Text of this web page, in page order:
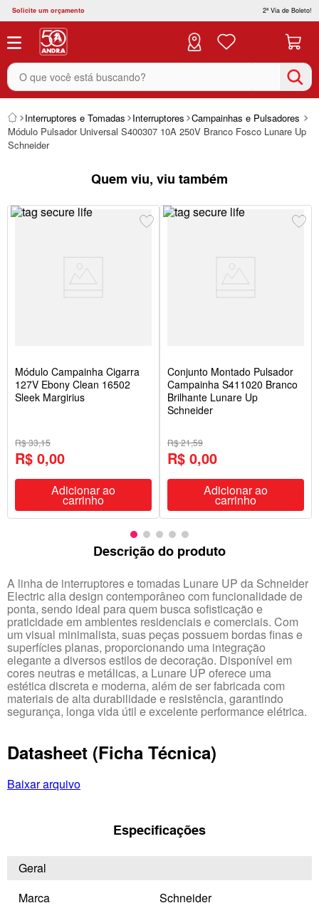
Solicite um orçamento 2ª Via de Boleto!
O que você está buscando?
Interruptores e Tomadas Interruptores Campainhas e Pulsadores
Módulo Pulsador Universal S400307 10A 250V Branco Fosco Lunare Up
Schneider
Quem viu, viu também
Módulo Campainha Cigarra
127V Ebony Clean 16502
Sleek Margirius
R$ 33,15
R$ 0,00
Adicionar ao
carrinho
Conjunto Montado Pulsador
Campainha S411020 Branco
Brilhante Lunare Up
Schneider
R$ 21,59
R$ 0,00
Adicionar ao
carrinho
Descrição do produto
A linha de interruptores e tomadas Lunare UP da Schneider
Electric alia design contemporâneo com funcionalidade de
ponta, sendo ideal para quem busca sofisticação e
praticidade em ambientes residenciais e comerciais. Com
um visual minimalista, suas peças possuem bordas finas e
superfícies planas, proporcionando uma integração
elegante a diversos estilos de decoração. Disponível em
cores neutras e metálicas, a Lunare UP oferece uma
estética discreta e moderna, além de ser fabricada com
materiais de alta durabilidade e resistência, garantindo
segurança, longa vida útil e excelente performance elétrica.
Datasheet (Ficha Técnica)
Baixar arquivo
Especificações
Geral
Marca
Schneider